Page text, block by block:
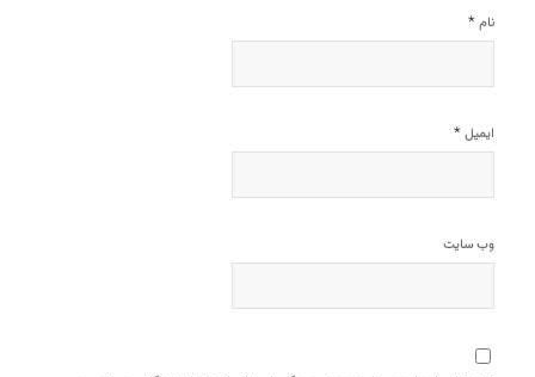
نام *
ایمیل *
وب‌ سایت